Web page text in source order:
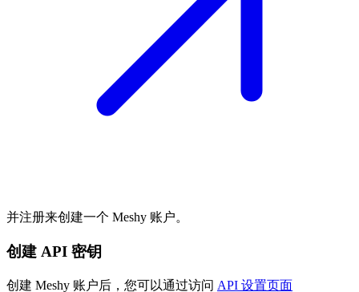
并注册来创建一个 Meshy 账户。
创建 API 密钥
创建 Meshy 账户后，您可以通过访问 API 设置页面